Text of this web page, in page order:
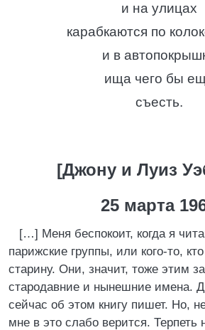
и на улицах
карабкаются по
и в
ища чего бы
съесть.
[Джону и Луиз
25 марта
[…] Меня беспокоит, когда я
парижские группы, или кого-то,
старину. Они, значит, тоже этим
стародавние и нынешние имена.
сейчас об этом книгу пишет. Но,
мне в это слабо верится. Терпеть